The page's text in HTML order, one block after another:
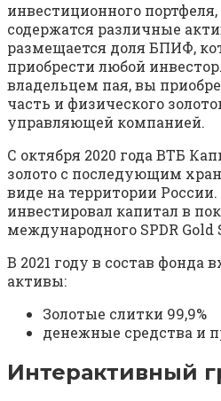
инвестиционного портфеля,
содержатся различные
размещается доля БПИФ,
приобрести любой
владельцем пая, вы
часть и физического
управляющей компанией.
С октября 2020 года ВТБ
золото с последующим
виде на территории
инвестировал капитал в
международного SPDR Gold
В 2021 году в состав фонда
активы:
Золотые слитки 99,9%
денежные средства и
Интерактивный